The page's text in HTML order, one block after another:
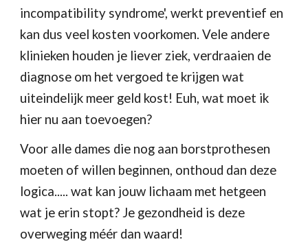
incompatibility syndrome', werkt preventief en
kan dus veel kosten voorkomen. Vele andere
klinieken houden je liever ziek, verdraaien de
diagnose om het vergoed te krijgen wat
uiteindelijk meer geld kost! Euh, wat moet ik
hier nu aan toevoegen?
Voor alle dames die nog aan borstprothesen
moeten of willen beginnen, onthoud dan deze
logica..... wat kan jouw lichaam met hetgeen
wat je erin stopt? Je gezondheid is deze
overweging méér dan waard!